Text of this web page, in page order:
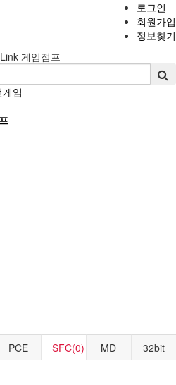
로그인
회원가입
정보찾기
게임점프
임
PCE SFC(0) MD
32bit